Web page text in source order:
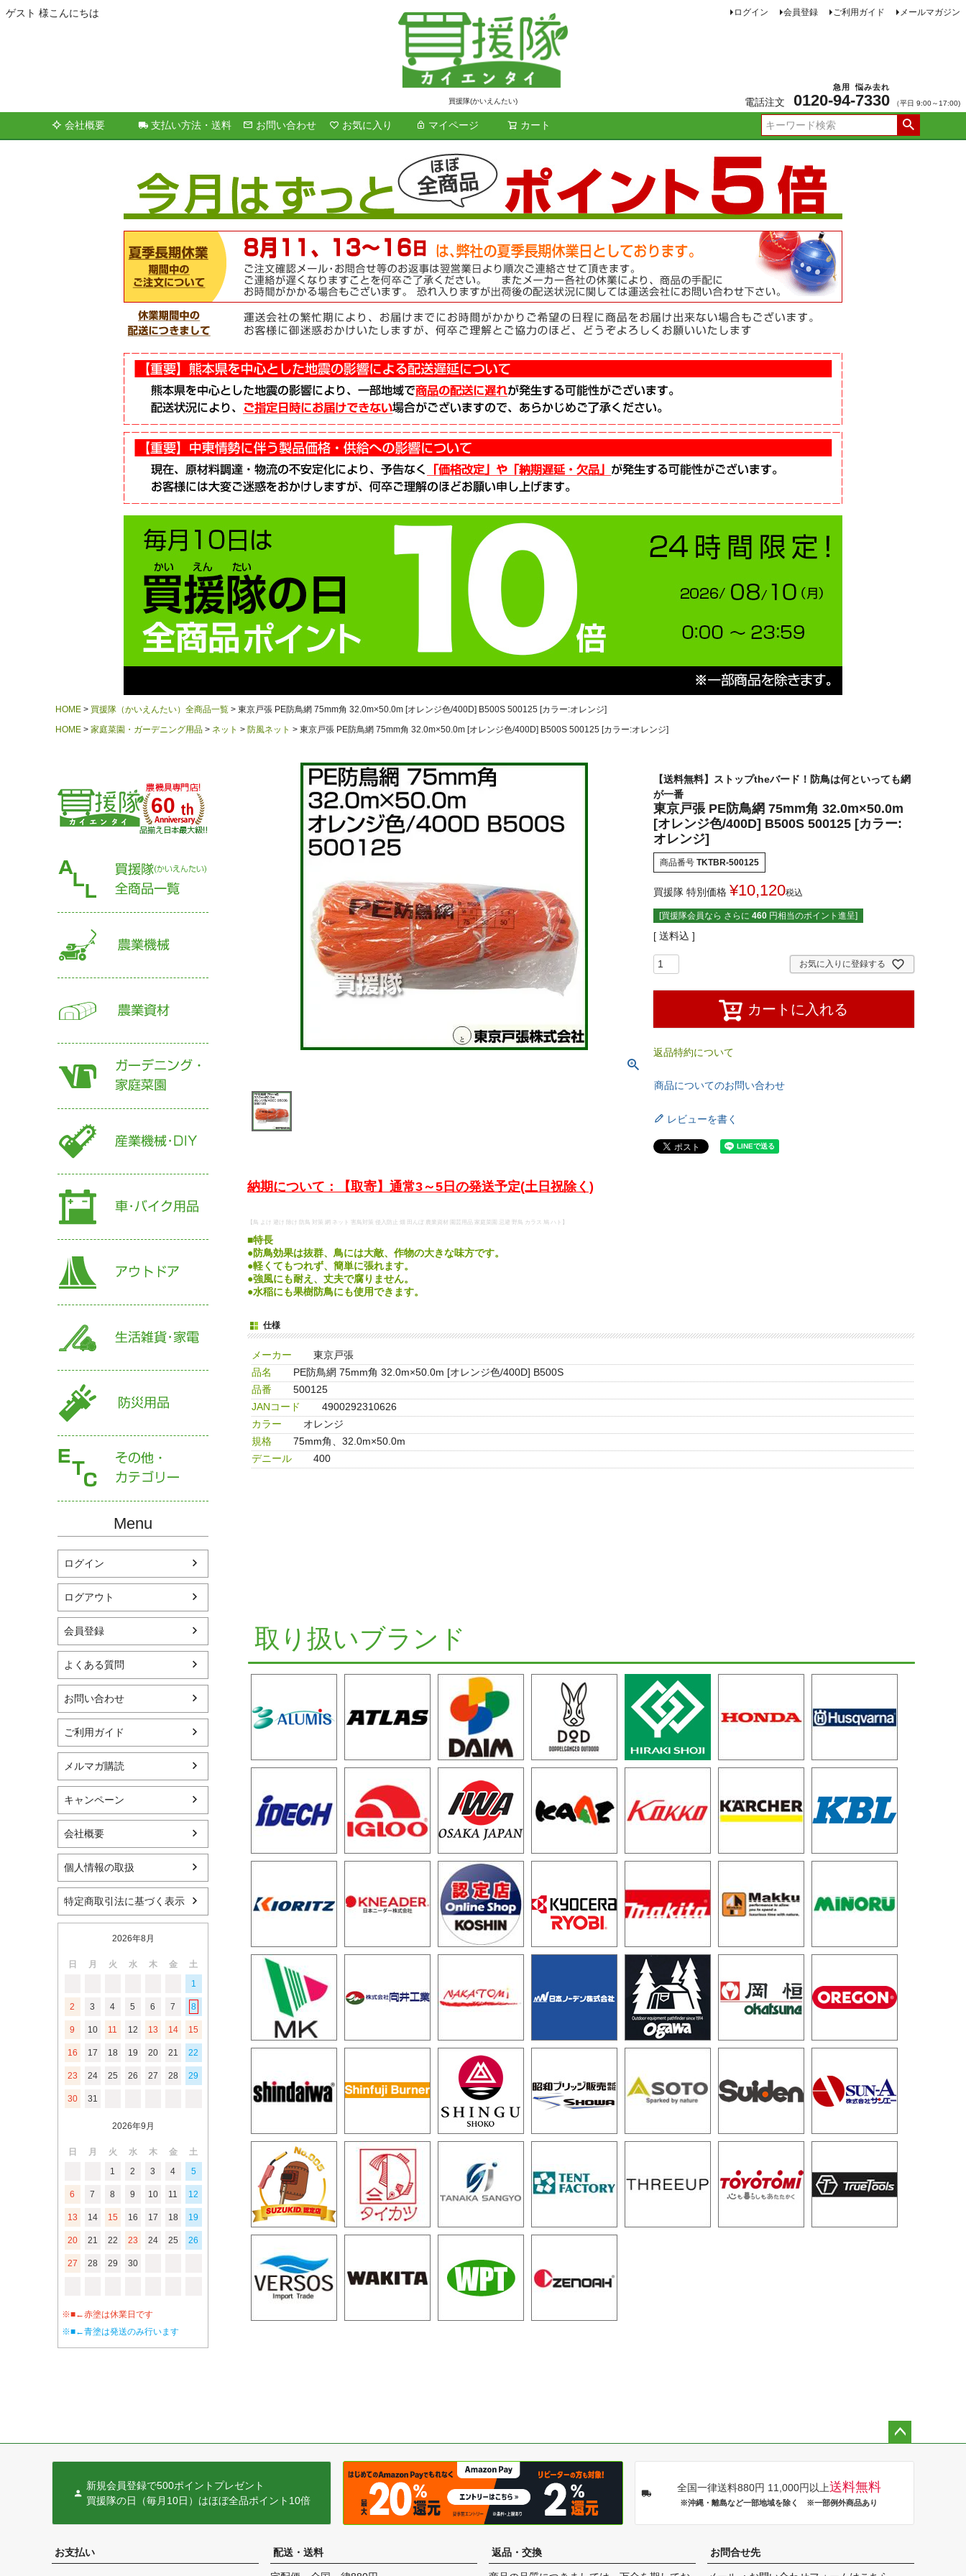
ゲスト 様こんにちは
買援隊(かいえんたい)
ログイン 会員登録 ご利用ガイド メールマガジン
電話注文 0120-94
急用
-7330
悩み去れ
（平日 9:00～17:00)
会社概要 支払い方法・送料 お問い合わせ お気に入り マイページ カート
検索
HOME 買援隊（かいえんたい）全商品一覧
東京戸張 PE防鳥網 75mm角 32.0m×50.0m [オレンジ色/400D] B500S 500125 [カラー:オレンジ]
HOME
家庭菜園・ガーデニング用品 ネット 防風ネット 東京戸張 PE防鳥網 75mm角 32.0m×50.0m [オレンジ色/400D] B500S 500125 [カラー:オレンジ]
60
Menu
ログイン
ログアウト
会員登録
よくある質問
お問い合わせ
ご利用ガイド
メルマガ購読
キャンペーン
会社概要
個人情報の取扱
特定商取引法に基づく表示
2026年8月
日 月 火 水 木 金
土
1
2 3 4 5 6 7 8
9 10 11 12 13 14 15
16 17 18 19 20 21 22
23 24 25 26 27 28 29
30 31
2026年9月
日 月 火 水 木 金
土
1
2 3 4 5
6 7 8 9 10 11 12
13 14 15 16 17 18 19
20 21 22 23 24 25 26
27 28 29 30
※■←赤塗は休業日です
※■←青塗は発送のみ行います
【送料無料】ストップtheバード！防鳥は何といっても網
が一番
東京戸張 PE防鳥網 75mm角 32.0m×50.0m
[オレンジ色/400D] B500S 500125 [カラー:
オレンジ]
商品番号 TKTBR-500125
買援隊 特別価格 ¥10,120税込
[買援隊会員なら さらに 460 円相当のポイント進呈]
送料込
お気に入りに登録する
カートに入れる
返品特約について
商品についてのお問い合わせ
レビューを書く
納期について：【取寄】通常3～5日の発送予定(土日祝除く)
【鳥 よけ 避け 除け 防鳥 対策 網 ネット 害鳥対策 侵入防止 畑 田んぼ 農業資材 園芸用品 家庭菜園 忌避 野鳥 カラス 鳩 ハト】
■特長
●防鳥効果は抜群、鳥には大敵、作物の大きな味方です。
●軽くてもつれず、簡単に張れます。
●強風にも耐え、丈夫で腐りません。
●水稲にも果樹防鳥にも使用できます。
仕様
メーカー
東京戸張
品名
PE防鳥網 75mm角 32.0m×50.0m [オレンジ色/400D] B500S
品番
500125
JANコード
4900292310626
カラー
オレンジ
規格
75mm角、32.0m×50.0m
デニール
400
取り扱いブランド
新規会員登録で500ポイントプレゼント
買援隊の日（毎月10日）はほぼ全品ポイント10倍
全国一律送料880円 11,000円以上送料無料
※沖縄・離島など一部地域を除く ※一部例外商品あり
お支払い 配送・送料 返品・交換 お問合せ先